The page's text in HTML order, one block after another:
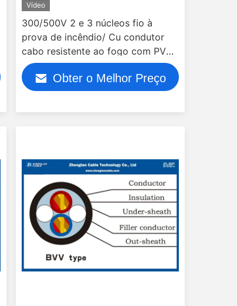
Vídeo
300/500V 2 e 3 núcleos fio à
prova de incêndio/ Cu condutor
cabo resistente ao fogo com PVC
isolado/tensão de ensaio: 2000V
Obter o Melhor Preço